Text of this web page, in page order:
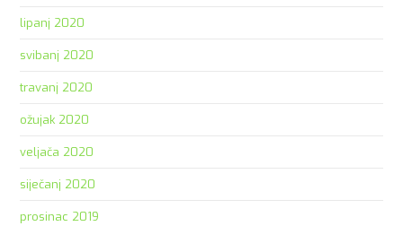
lipanj 2020
svibanj 2020
travanj 2020
ožujak 2020
veljača 2020
siječanj 2020
prosinac 2019